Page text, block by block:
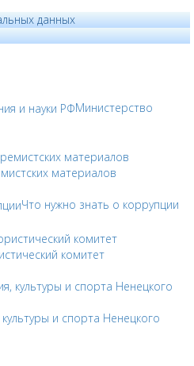
данных
Министерство
материалов
Что нужно знать о коррупции
комитет
и спорта Ненецкого